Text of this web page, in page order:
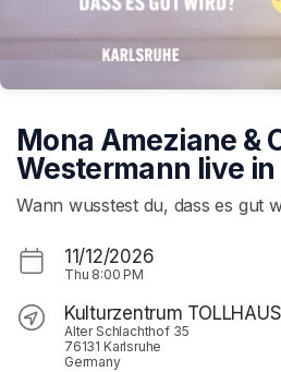
Mona Ameziane &
Westermann live
Wann wusstest du, dass es gut
11/12/2026
Thu 8:00 PM
Kulturzentrum TOLLHAUS
Alter Schlachthof 35
76131 Karlsruhe
Germany